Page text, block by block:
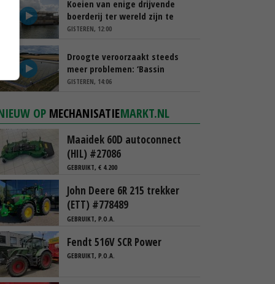
Koeien van enige drijvende
boerderij ter wereld zijn te
koop
GISTEREN, 12:00
Droogte veroorzaakt steeds
meer problemen: ‘Bassin
afgelopen week al leeg’
GISTEREN, 14:06
OP MECHANISATIEMARKT.NL
Maaidek 60D autoconnect
(HIL) #27086
GEBRUIKT, € 4.200
John Deere 6R 215 trekker
(ETT) #778489
GEBRUIKT, P.O.A.
Fendt 516V SCR Power
GEBRUIKT, P.O.A.